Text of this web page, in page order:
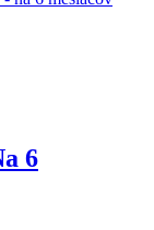
6